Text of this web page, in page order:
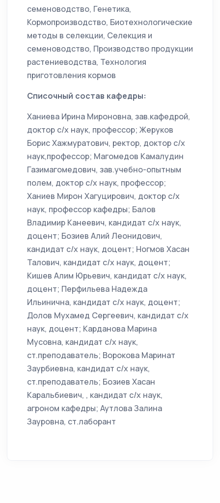
семеноводство, Генетика,
Кормопроизводство, Биотехнологические
методы в селекции, Селекция и
семеноводство, Производство продукции
растениеводства, Технология
приготовления кормов
Списочный состав кафедры:
Ханиева Ирина Мироновна, зав.кафедрой,
доктор с/х наук, профессор; Жеруков
Борис Хажмуратович, ректор, доктор с/х
наук,профессор; Магомедов Камалудин
Газимагомедович, зав.учебно-опытным
полем, доктор с/х наук, профессор;
Ханиев Мирон Хагуцирович, доктор с/х
наук, профессор кафедры; Балов
Владимир Канеевич, кандидат с/х наук,
доцент; Бозиев Алий Леонидович,
кандидат с/х наук, доцент; Ногмов Хасан
Талович, кандидат с/х наук, доцент;
Кишев Алим Юрьевич, кандидат с/х наук,
доцент; Перфильева Надежда
Ильинична, кандидат с/х наук, доцент;
Долов Мухамед Сергеевич, кандидат с/х
наук, доцент; Карданова Марина
Мусовна, кандидат с/х наук,
ст.преподаватель; Ворокова Маринат
Заурбиевна, кандидат с/х наук,
ст.преподаватель; Бозиев Хасан
Каральбиевич, , кандидат с/х наук,
агроном кафедры; Аутлова Залина
Зауровна, ст.лаборант